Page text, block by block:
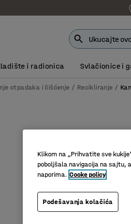
i radionica Svlačionice i
otpadaka i čišćenje Recikliranje
Klikom na „Prihvatite sve
poboljšala navigacija na sajtu,
naporima. Cooke policy
Podešavanja kolačića